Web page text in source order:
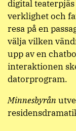
digital
verklighet och
resa på en
välja vilken
upp av en
interaktionen
datorprogram.
Minnesbyrån